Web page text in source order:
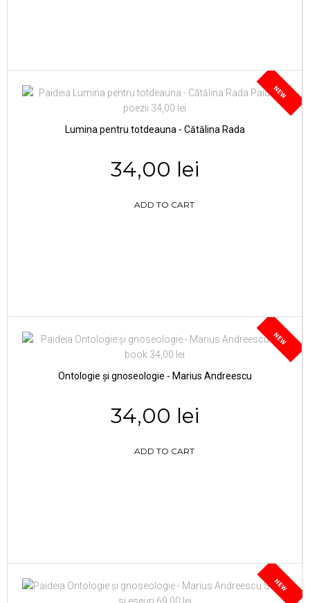
NEW
Lumina pentru totdeauna - Cătălina Rada
34,00 lei
ADD TO CART
NEW
Ontologie și gnoseologie - Marius Andreescu
34,00 lei
ADD TO CART
NEW